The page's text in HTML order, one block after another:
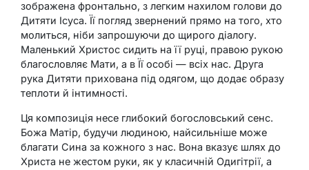
зображена фронтально, з легким нахилом голови до
Дитяти Ісуса. Її погляд звернений прямо на того, хто
молиться, ніби запрошуючи до щирого діалогу.
Маленький Христос сидить на її руці, правою рукою
благословляє Мати, а в Її особі — всіх нас. Друга
рука Дитяти прихована під одягом, що додає образу
теплоти й інтимності.
Ця композиція несе глибокий богословський сенс.
Божа Матір, будучи людиною, найсильніше може
благати Сина за кожного з нас. Вона вказує шлях до
Христа не жестом руки, як у класичній Одигітрії, а